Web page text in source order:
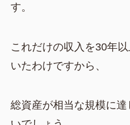
す。
これだけの収入を30年
いたわけですから、
総資産が相当な規模に